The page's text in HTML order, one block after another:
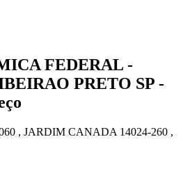
FEDERAL -
PRETO SP -
, JARDIM CANADA 14024-260 ,